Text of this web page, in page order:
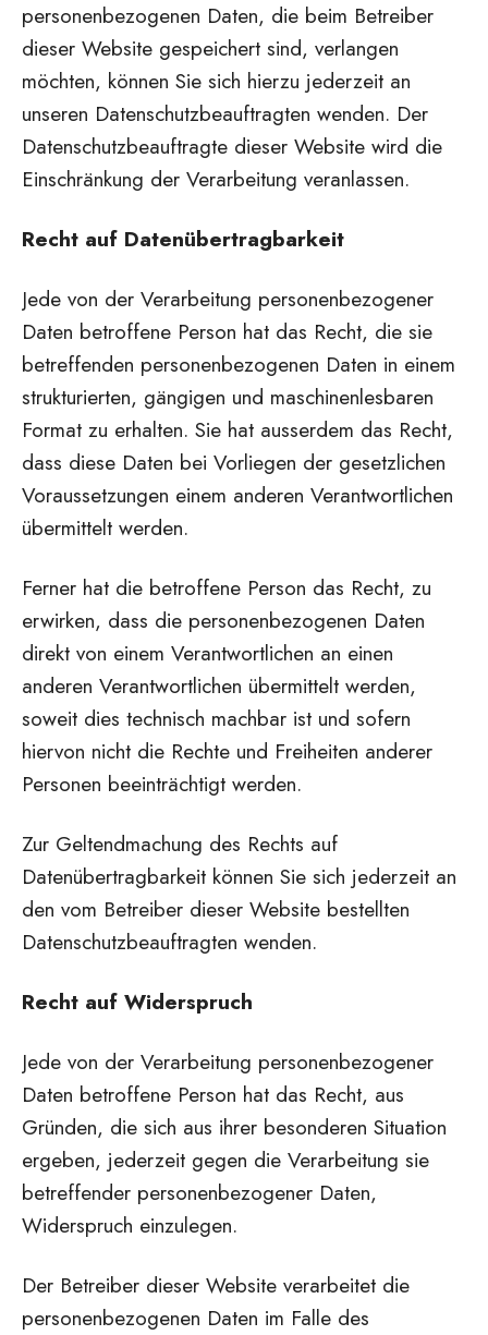
personenbezogenen Daten, die beim Betreiber
dieser Website gespeichert sind, verlangen
möchten, können Sie sich hierzu jederzeit an
unseren Datenschutzbeauftragten wenden. Der
Datenschutzbeauftragte dieser Website wird die
Einschränkung der Verarbeitung veranlassen.
Recht auf Datenübertragbarkeit
Jede von der Verarbeitung personenbezogener
Daten betroffene Person hat das Recht, die sie
betreffenden personenbezogenen Daten in einem
strukturierten, gängigen und maschinenlesbaren
Format zu erhalten. Sie hat ausserdem das Recht,
dass diese Daten bei Vorliegen der gesetzlichen
Voraussetzungen einem anderen Verantwortlichen
übermittelt werden.
Ferner hat die betroffene Person das Recht, zu
erwirken, dass die personenbezogenen Daten
direkt von einem Verantwortlichen an einen
anderen Verantwortlichen übermittelt werden,
soweit dies technisch machbar ist und sofern
hiervon nicht die Rechte und Freiheiten anderer
Personen beeinträchtigt werden.
Zur Geltendmachung des Rechts auf
Datenübertragbarkeit können Sie sich jederzeit an
den vom Betreiber dieser Website bestellten
Datenschutzbeauftragten wenden.
Recht auf Widerspruch
Jede von der Verarbeitung personenbezogener
Daten betroffene Person hat das Recht, aus
Gründen, die sich aus ihrer besonderen Situation
ergeben, jederzeit gegen die Verarbeitung sie
betreffender personenbezogener Daten,
Widerspruch einzulegen.
Der Betreiber dieser Website verarbeitet die
personenbezogenen Daten im Falle des